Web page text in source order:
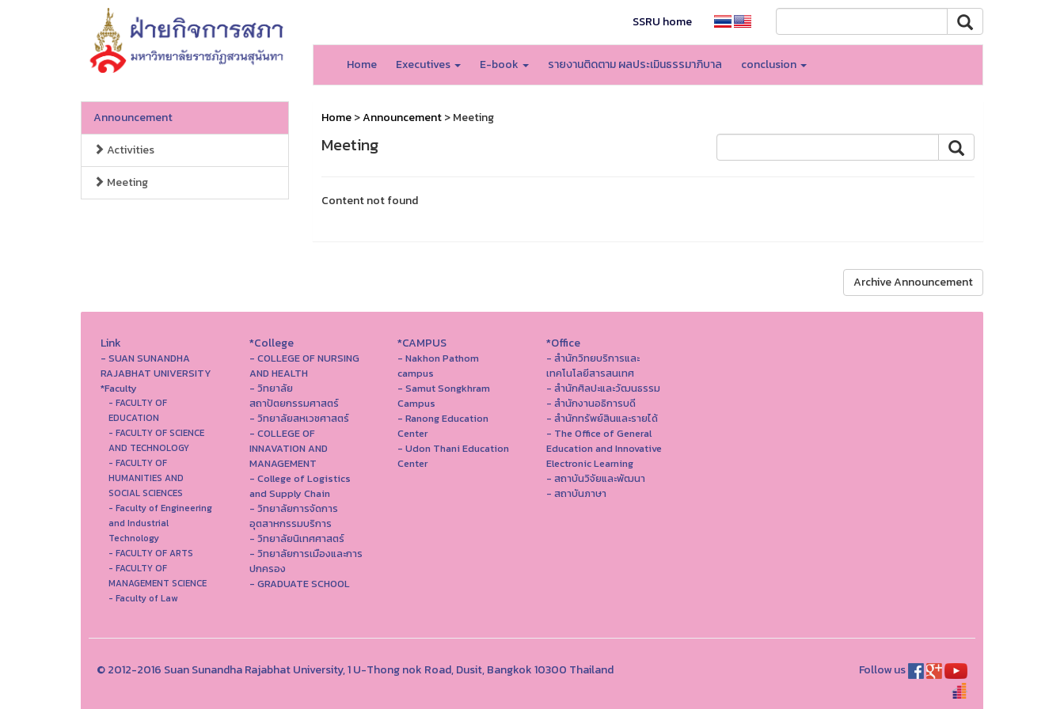
SSRU home
Home Executives E-book รายงานติดตาม ผลประเมินธรรมาภิบาล conclusion
Announcement
Activities
Meeting
Home>Announcement> Meeting
Meeting
Content not found
Archive Announcement
Link
- SUAN SUNANDHA
RAJABHAT UNIVERSITY
*Faculty
- FACULTY OF
EDUCATION
- FACULTY OF SCIENCE
AND TECHNOLOGY
- FACULTY OF
HUMANITIES AND
SOCIAL SCIENCES
- Faculty of Engineering
and Industrial
Technology
- FACULTY OF ARTS
- FACULTY OF
MANAGEMENT SCIENCE
- Faculty of Law
*College
- COLLEGE OF NURSING
AND HEALTH
- วิทยาลัย
สถาปัตยกรรมศาสตร์
- วิทยาลัยสหเวชศาสตร์
- COLLEGE OF
INNAVATION AND
MANAGEMENT
- College of Logistics
and Supply Chain
- วิทยาลัยการจัดการ
อุตสาหกรรมบริการ
- วิทยาลัยนิเทศศาสตร์
- วิทยาลัยการเมืองและการ
ปกครอง
- GRADUATE SCHOOL
*CAMPUS
- Nakhon Pathom
campus
- Samut Songkhram
Campus
- Ranong Education
Center
- Udon Thani Education
Center
*Office
- สำนักวิทยบริการและ
เทคโนโลยีสารสนเทศ
- สํานักศิลปะและวัฒนธรรม
- สำนักงานอธิการบดี
- สำนักทรัพย์สินและรายได้
- The Office of General
Education and Innovative
Electronic Learning
- สถาบันวิจัยและพัฒนา
- สถาบันภาษา
© 2012-2016 Suan Sunandha Rajabhat University, 1 U-Thong nok Road, Dusit, Bangkok 10300 Thailand Follow us